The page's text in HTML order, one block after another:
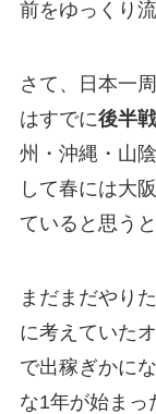
前をゆっくり
さて、日本一
はすでに後半戦
州・沖縄・山
して春には大
ていると思う
まだまだやり
に考えていた
で出稼ぎかに
な1年が始まっ